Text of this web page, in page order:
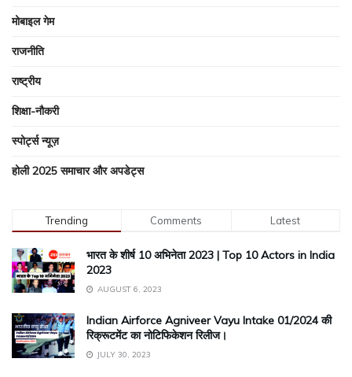
मोबाइल गेम
राजनीति
राष्ट्रीय
शिक्षा-नौकरी
स्पोर्ट्स न्यूज़
होली 2025 समाचार और अपडेट्स
Trending Comments Latest
भारत के शीर्ष 10 अभिनेता 2023 | Top 10 Actors in India
2023
AUGUST 6, 2023
Indian Airforce Agniveer Vayu Intake 01/2024 की
रिक्रूटमेंट का नोटिफिकेशन रिलीज।
JULY 30, 2023